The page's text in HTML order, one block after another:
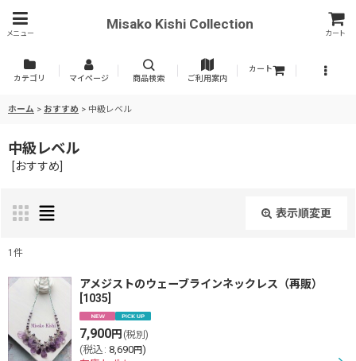
メニュー
Misako Kishi Collection
カート
カテゴリ マイページ 商品検索 ご利用案内
カート
ホーム > おすすめ > 中級レベル
中級レベル
[おすすめ
表示順変更
表示数:
並び順:
1 件
アメジストのウェーブラインネックレス（再販）
1035
7,900円 (税別)
(税込 : 8,690円)